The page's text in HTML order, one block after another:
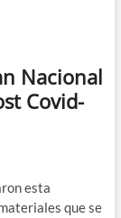
Nacional
Covid-
esta
que se